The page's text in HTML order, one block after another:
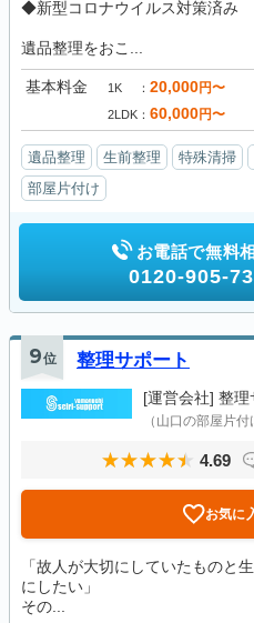
◆新型コロナウイルス対策済み
遺品整理をおこ...
基本料金 1K 20,000円〜
2LDK 60,000円〜
遺品整理 生前整理 特殊清掃
部屋片付け
お電話で無料
0120-905-
9位 整理サポート
[運営会社] 整理
（山口の部屋片付
4.69
お気に
「故人が大切にしていたものと
にしたい」
その...